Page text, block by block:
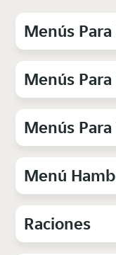
Menús
Menús Para
Menús Para
Menú
Raciones